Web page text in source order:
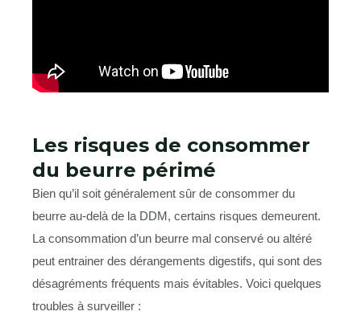
Les risques de consommer
du beurre périmé
Bien qu’il soit généralement sûr de consommer du
beurre au-delà de la DDM, certains risques demeurent.
La consommation d’un beurre mal conservé ou altéré
peut entrainer des dérangements digestifs, qui sont des
désagréments fréquents mais évitables. Voici quelques
troubles à surveiller :